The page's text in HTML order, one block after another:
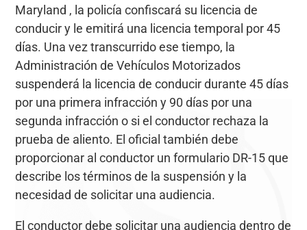
Maryland , la policía confiscará su licencia de
conducir y le emitirá una licencia temporal por 45
días. Una vez transcurrido ese tiempo, la
Administración de Vehículos Motorizados
suspenderá la licencia de conducir durante 45 días
por una primera infracción y 90 días por una
segunda infracción o si el conductor rechaza la
prueba de aliento. El oficial también debe
proporcionar al conductor un formulario DR-15 que
describe los términos de la suspensión y la
necesidad de solicitar una audiencia.
El conductor debe solicitar una audiencia dentro de